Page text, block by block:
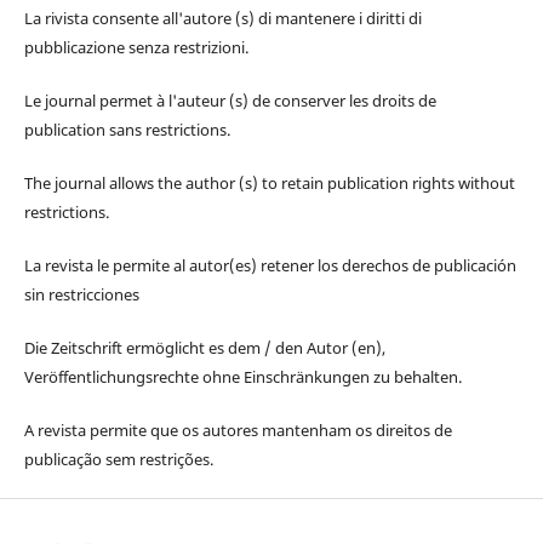
La rivista consente all'autore (s) di mantenere i diritti di
pubblicazione senza restrizioni.
Le journal permet à l'auteur (s) de conserver les droits de
publication sans restrictions.
The journal allows the author (s) to retain publication rights without
restrictions.
La revista le permite al autor(es) retener los derechos de publicación
sin restricciones
Die Zeitschrift ermöglicht es dem / den Autor (en),
Veröffentlichungsrechte ohne Einschränkungen zu behalten.
A revista permite que os autores mantenham os direitos de
publicação sem restrições.